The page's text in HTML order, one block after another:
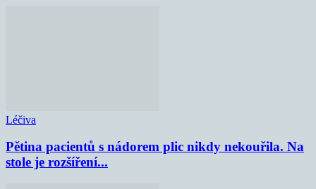
Léčiva
Pětina pacientů s nádorem plic nikdy nekouřila. Na
stole je rozšíření...